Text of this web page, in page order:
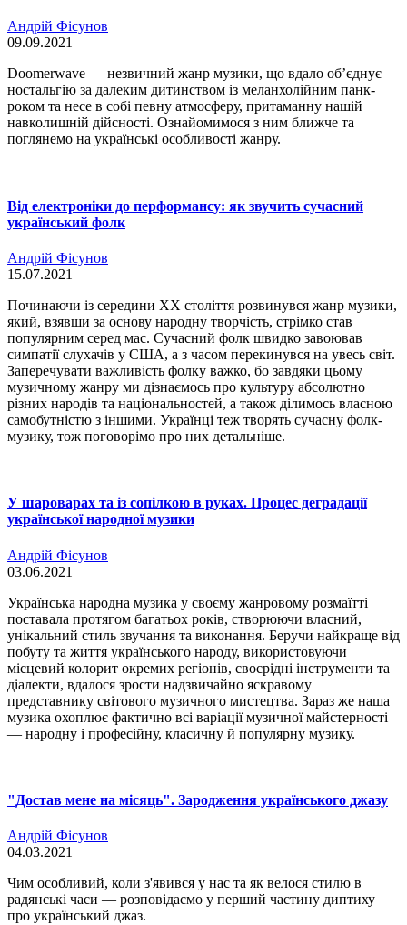
Андрій Фісунов
09.09.2021
Doomerwave — незвичний жанр музики, що вдало об’єднує
ностальгію за далеким дитинством із меланхолійним панк-
роком та несе в собі певну атмосферу, притаманну нашій
навколишній дійсності. Ознайомимося з ним ближче та
поглянемо на українські особливості жанру.
Від електроніки до перформансу: як звучить сучасний
український фолк
Андрій Фісунов
15.07.2021
Починаючи із середини XX століття розвинувся жанр музики,
який, взявши за основу народну творчість, стрімко став
популярним серед мас. Сучасний фолк швидко завоював
симпатії слухачів у США, а з часом перекинувся на увесь світ.
Заперечувати важливість фолку важко, бо завдяки цьому
музичному жанру ми дізнаємось про культуру абсолютно
різних народів та національностей, а також ділимось власною
самобутністю з іншими. Українці теж творять сучасну фолк-
музику, тож поговорімо про них детальніше.
У шароварах та із сопілкою в руках. Процес деградації
української народної музики
Андрій Фісунов
03.06.2021
Українська народна музика у своєму жанровому розмаїтті
поставала протягом багатьох років, створюючи власний,
унікальний стиль звучання та виконання. Беручи найкраще від
побуту та життя українського народу, використовуючи
місцевий колорит окремих регіонів, своєрідні інструменти та
діалекти, вдалося зрости надзвичайно яскравому
представнику світового музичного мистецтва. Зараз же наша
музика охоплює фактично всі варіації музичної майстерності
— народну і професійну, класичну й популярну музику.
"Достав мене на місяць". Зародження українського джазу
Андрій Фісунов
04.03.2021
Чим особливий, коли з'явився у нас та як велося стилю в
радянські часи — розповідаємо у перший частину диптиху
про український джаз.